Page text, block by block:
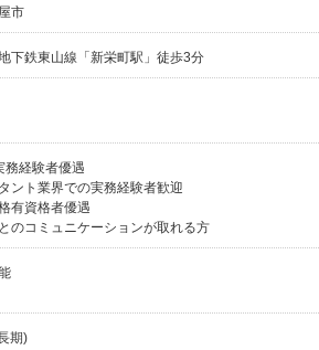
市
下鉄東山線「新栄町駅」徒歩3分
経験者優遇
ント業界での実務経験者歓迎
有資格者優遇
のコミュニケーションが取れる方
期)